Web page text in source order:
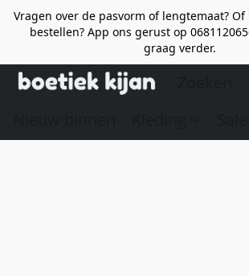
Vragen over de pasvorm of lengtemaat?
bestellen? App ons gerust op
graag verder.